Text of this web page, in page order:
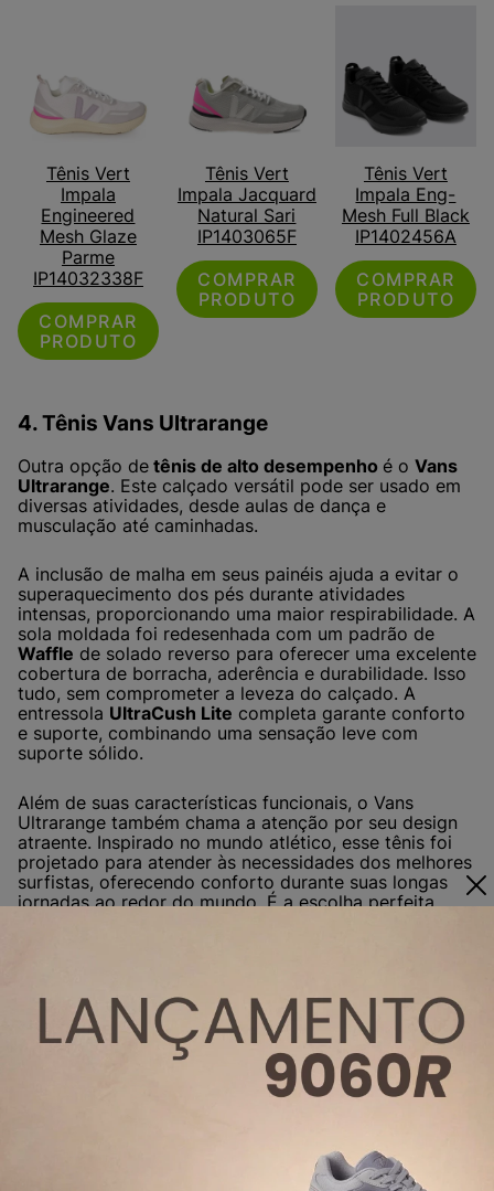
Tênis Vert
Impala
Engineered
Mesh Glaze
Parme
IP14032338F
COMPRAR
PRODUTO
Tênis Vert
Impala Jacquard
Natural Sari
IP1403065F
COMPRAR
PRODUTO
Tênis Vert
Impala Eng-
Mesh Full Black
IP1402456A
COMPRAR
PRODUTO
4. Tênis Vans Ultrarange
Outra opção de tênis de alto desempenho é o Vans
Ultrarange. Este calçado versátil pode ser usado em
diversas atividades, desde aulas de dança e
musculação até caminhadas.
A inclusão de malha em seus painéis ajuda a evitar o
superaquecimento dos pés durante atividades
intensas, proporcionando uma maior respirabilidade. A
sola moldada foi redesenhada com um padrão de
Waffle de solado reverso para oferecer uma excelente
cobertura de borracha, aderência e durabilidade. Isso
tudo, sem comprometer a leveza do calçado. A
entressola UltraCush Lite completa garante conforto
e suporte, combinando uma sensação leve com
suporte sólido.
Além de suas características funcionais, o Vans
Ultrarange também chama a atenção por seu design
atraente. Inspirado no mundo atlético, esse tênis foi
projetado para atender às necessidades dos melhores
surfistas, oferecendo conforto durante suas longas
jornadas ao redor do mundo. É a escolha perfeita
Rapidweld Black
Ultrarange Exo
Trippy